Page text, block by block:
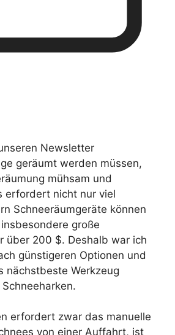
Newsletter
geräumt werden müssen,
mühsam und
erfordert nicht nur viel
Schneeräumgeräte können
große
über 200 $. Deshalb war ich
günstigeren Optionen und
nächstbeste Werkzeug
erfordert zwar das manuelle
von einer Auffahrt, ist